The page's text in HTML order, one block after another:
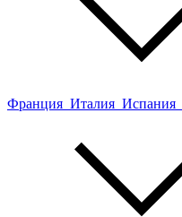
Франция Италия Испания